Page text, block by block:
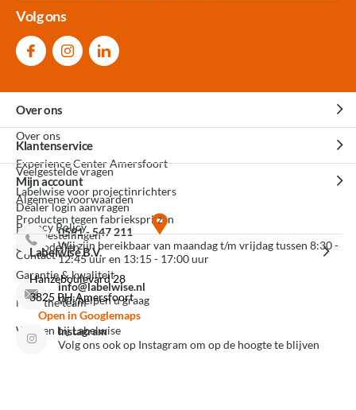
Volg ons
Over ons
Over ons
Experience Center Amersfoort
Labelwise voor projectinrichters
Producten tegen fabrieksprijzen
3D modellen
Garantie & kwaliteit
Meet the team
Werken bij Labelwise
Klantenservice
Veelgestelde vragen
Algemene voorwaarden
Privacy Policy
Contact
Mijn account
Dealer login aanvragen
Mijn bestellingen
0591 - 547 211
Wij zijn bereikbaar van maandag t/m vrijdag tussen 8:30 -
12:45 uur en 13:15 - 17:00 uur
info@labelwise.nl
Wij helpen u graag
Instagram
Volg ons ook op Instagram om op de hoogte te blijven
Labelwise B.V.
Hanzeboulevard 28
3825 PH Amersfoort
Open in Googlemaps